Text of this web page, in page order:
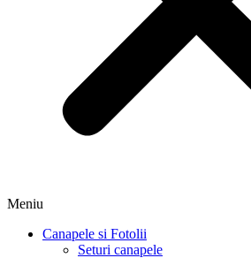
Meniu
Canapele si Fotolii
Seturi canapele